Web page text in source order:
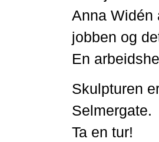
Anna Widén
jobben og
En
Skulpturen
Selmergate.
Ta en tur!